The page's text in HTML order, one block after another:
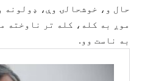
حال و، خوشحالۍ وې، ډولونه
موږ به کله، کله تر ناوخته
به ناست وو.